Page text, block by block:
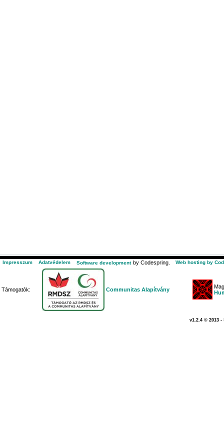
Impresszum Adatvédelem Software development by Codespring. Web hosting by
Támogatók: Communitas Alapítvány
v1.2.4 © 2013